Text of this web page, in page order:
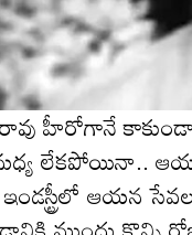
హీరోగానే
లేకపోయినా.. ఆయన
ఆయన